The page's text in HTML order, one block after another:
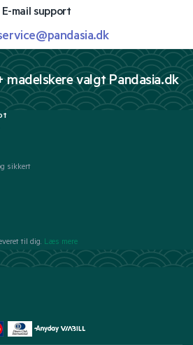
E-mail support
madelskere valgt Pandasia.dk
sikkert
til dig. Læs mere